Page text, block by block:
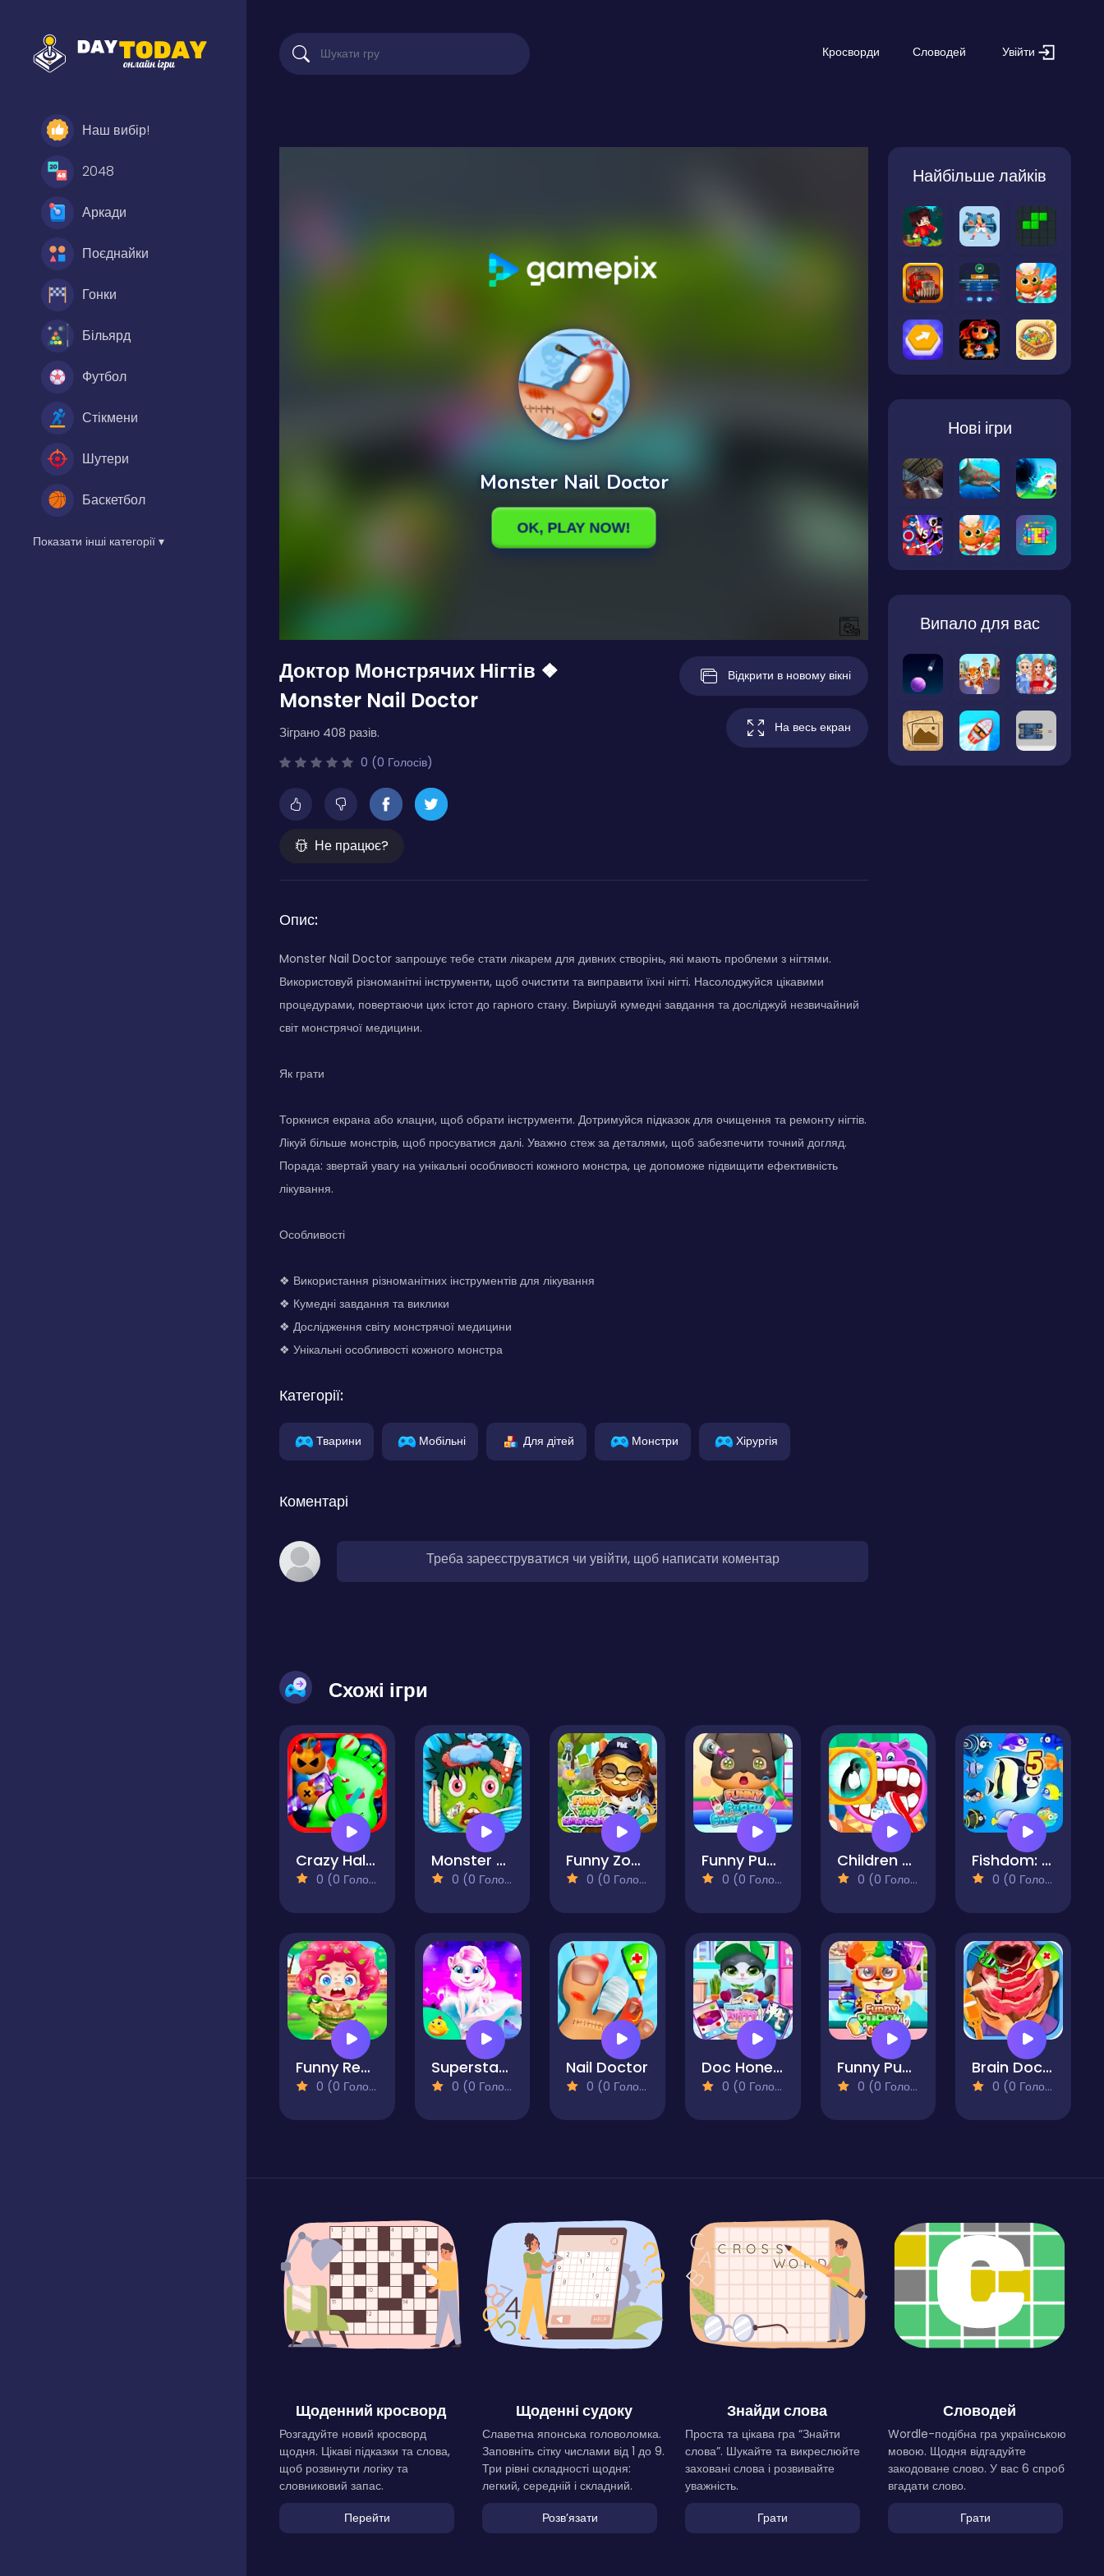
Наш вибір!
2048
Аркади
Поєднайки
Гонки
Більярд
Футбол
Стікмени
Шутери
Баскетбол
Показати інші категорії ▾
Кросворди Словодей Увійти
Доктор Монстрячих Нігтів ❖
Monster Nail Doctor
Зіграно 408 разів.
0 (0 Голосів)
Не працює?
Відкрити в новому вікні
На весь екран
Опис:
Monster Nail Doctor запрошує тебе стати лікарем для дивних створінь, які мають проблеми з нігтями.
Використовуй різноманітні інструменти, щоб очистити та виправити їхні нігті. Насолоджуйся цікавими
процедурами, повертаючи цих істот до гарного стану. Вирішуй кумедні завдання та досліджуй незвичайний
світ монстрячої медицини.
Як грати
Торкнися екрана або клацни, щоб обрати інструменти. Дотримуйся підказок для очищення та ремонту нігтів.
Лікуй більше монстрів, щоб просуватися далі. Уважно стеж за деталями, щоб забезпечити точний догляд.
Порада: звертай увагу на унікальні особливості кожного монстра, це допоможе підвищити ефективність
лікування.
Особливості
❖ Використання різноманітних інструментів для лікування
❖ Кумедні завдання та виклики
❖ Дослідження світу монстрячої медицини
❖ Унікальні особливості кожного монстра
Категорії:
Тварини Мобільні Для дітей Монстри Хірургія
Коментарі
Треба зареєструватися чи увійти, щоб написати коментар
Найбільше лайків
Нові ігри
Випало для вас
Схожі ігри
Crazy Halloween Nail Doctor
0 (0 Голосів)
Monster Hospital
0 (0 Голосів)
Funny Zoo Emergency
0 (0 Голосів)
Funny Puppy Emergency
0 (0 Голосів)
Children Doctor Dentist
0 (0 Голосів)
Fishdom: Fish Tank Aquarium
0 (0 Голосів)
Funny Rescue Zookeeper
0 (0 Голосів)
Superstar Kitty Fashion Award
0 (0 Голосів)
Nail Doctor
0 (0 Голосів)
Doc HoneyBerry Kitty Surgery
0 (0 Голосів)
Funny Puppy Care
0 (0 Голосів)
Brain Doctor
0 (0 Голосів)
Щоденний кросворд
Розгадуйте новий кросворд
щодня. Цікаві підказки та слова,
щоб розвинути логіку та
словниковий запас.
Перейти
Щоденні судоку
Славетна японська головоломка.
Заповніть сітку числами від 1 до 9.
Три рівні складності щодня:
легкий, середній і складний.
Розвʼязати
Знайди слова
Проста та цікава гра “Знайти
слова”. Шукайте та викреслюйте
заховані слова і розвивайте
уважність.
Грати
Словодей
Wordle-подібна гра українською
мовою. Щодня відгадуйте
закодоване слово. У вас 6 спроб
вгадати слово.
Грати